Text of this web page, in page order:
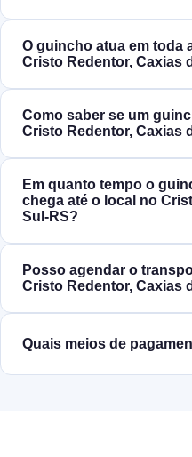
O guincho atua em toda
Cristo Redentor, Caxias
Como saber se um
Cristo Redentor, Caxias
Em quanto tempo o
chega até o local no
Sul‑RS?
Posso agendar o
Cristo Redentor, Caxias
Quais meios de